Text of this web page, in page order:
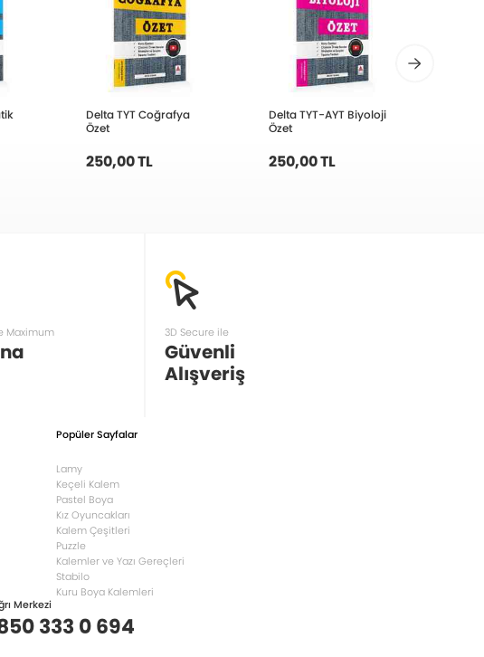
Delta TYT Coğrafya
Özet
250,00 TL
Delta TYT-AYT Biyoloji
Özet
250,00 TL
Maximum 3D Secure ile
Güvenli
Alışveriş
Popüler Sayfalar
Lamy
Keçeli Kalem
Pastel Boya
Kız Oyuncakları
Kalem Çeşitleri
Puzzle
Kalemler ve Yazı Gereçleri
Stabilo
Kuru Boya Kalemleri
Merkezi
333 0 694